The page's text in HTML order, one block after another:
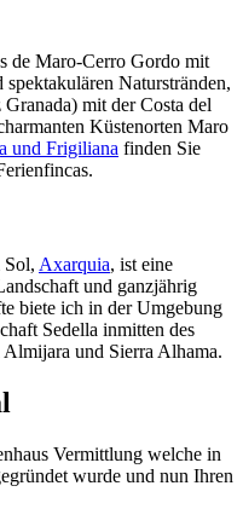
de Maro-Cerro Gordo mit
Naturstränden,
mit der Costa del
Küstenorten Maro
und Frigiliana finden Sie
Sol, Axarquia, ist eine
und ganzjährig
biete ich in der Umgebung
Sedella inmitten des
und Sierra Alhama.
Vermittlung welche in
wurde und nun Ihren